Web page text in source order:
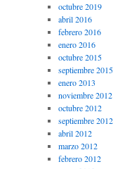
octubre 2019
abril 2016
febrero 2016
enero 2016
octubre 2015
septiembre 2015
enero 2013
noviembre 2012
octubre 2012
septiembre 2012
abril 2012
marzo 2012
febrero 2012